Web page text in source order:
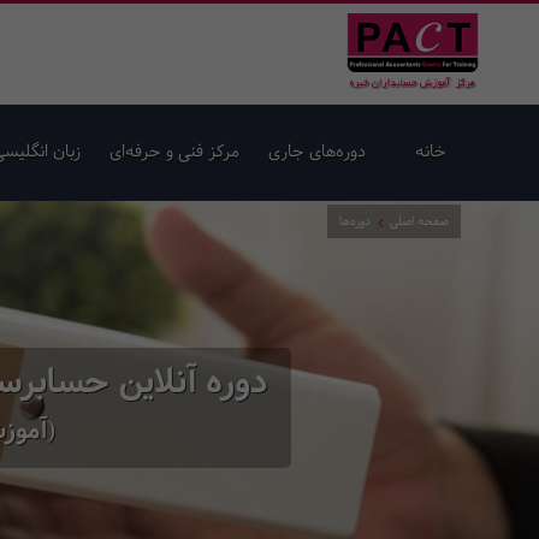
خانه دوره‌های جاری مرکز فنی و حرفه‌ای زبان
دوره آنلاین
صفحه اصلی دوره‌ها